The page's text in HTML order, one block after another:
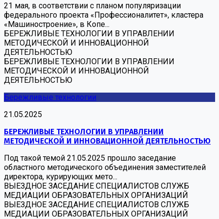
21 мая, в соответствии с планом популяризации
федерального проекта «Профессионалитет», кластера
«Машиностроение», в Копе...
БЕРЕЖЛИВЫЕ ТЕХНОЛОГИИ В УПРАВЛЕНИИ
МЕТОДИЧЕСКОЙ И ИННОВАЦИОННОЙ
ДЕЯТЕЛЬНОСТЬЮ
БЕРЕЖЛИВЫЕ ТЕХНОЛОГИИ В УПРАВЛЕНИИ
МЕТОДИЧЕСКОЙ И ИННОВАЦИОННОЙ
ДЕЯТЕЛЬНОСТЬЮ
Бережливые технологии
21.05.2025
БЕРЕЖЛИВЫЕ ТЕХНОЛОГИИ В УПРАВЛЕНИИ
МЕТОДИЧЕСКОЙ И ИННОВАЦИОННОЙ ДЕЯТЕЛЬНОСТЬЮ
Под такой темой 21.05.2025 прошло заседание
областного методического объединения заместителей
директора, курирующих мето...
ВЫЕЗДНОЕ ЗАСЕДАНИЕ СПЕЦИАЛИСТОВ СЛУЖБ
МЕДИАЦИИ ОБРАЗОВАТЕЛЬНЫХ ОРГАНИЗАЦИЙ
ВЫЕЗДНОЕ ЗАСЕДАНИЕ СПЕЦИАЛИСТОВ СЛУЖБ
МЕДИАЦИИ ОБРАЗОВАТЕЛЬНЫХ ОРГАНИЗАЦИЙ